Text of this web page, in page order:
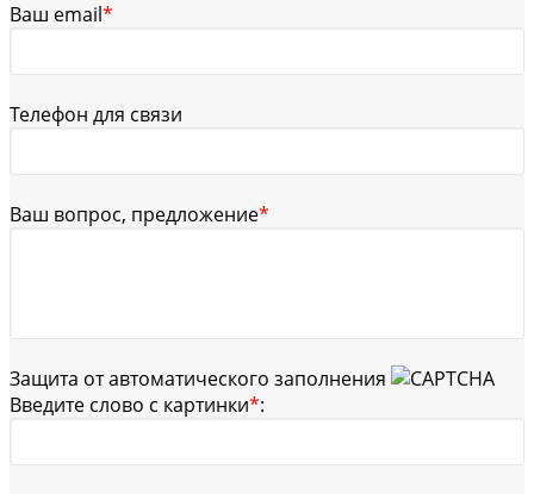
Ваш email*
Телефон для связи
Ваш вопрос, предложение*
Защита от автоматического заполнения
Введите слово с картинки*: